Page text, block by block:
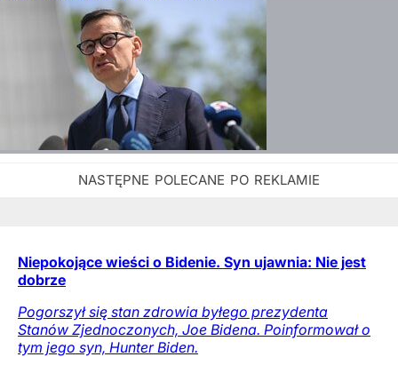
Niepokojące wieści o Bidenie. Syn ujawnia: Nie jest
dobrze
Pogorszył się stan zdrowia byłego prezydenta
Stanów Zjednoczonych, Joe Bidena. Poinformował o
tym jego syn, Hunter Biden.